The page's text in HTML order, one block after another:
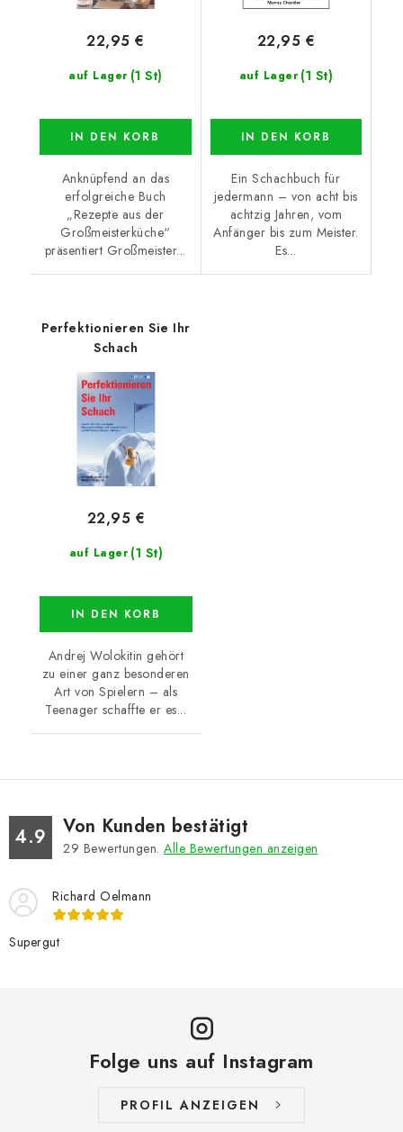
auf Lager (1 St)
22,95 €
IN DEN KORB
Anknüpfend an das
erfolgreiche Buch
„Rezepte aus der
Großmeisterküche“
präsentiert Großmeister...
auf Lager (1 St)
22,95 €
IN DEN KORB
Ein Schachbuch für
jedermann – von acht bis
achtzig Jahren, vom
Anfänger bis zum Meister.
Es...
Perfektionieren Sie Ihr
Schach
auf Lager (1 St)
22,95 €
IN DEN KORB
Andrej Wolokitin gehört
zu einer ganz besonderen
Art von Spielern – als
Teenager schaffte er es...
4.9 Von Kunden bestätigt
29 Bewertungen. Alle Bewertungen anzeigen
Richard Oelmann
Supergut
Folge uns auf Instagram
PROFIL ANZEIGEN